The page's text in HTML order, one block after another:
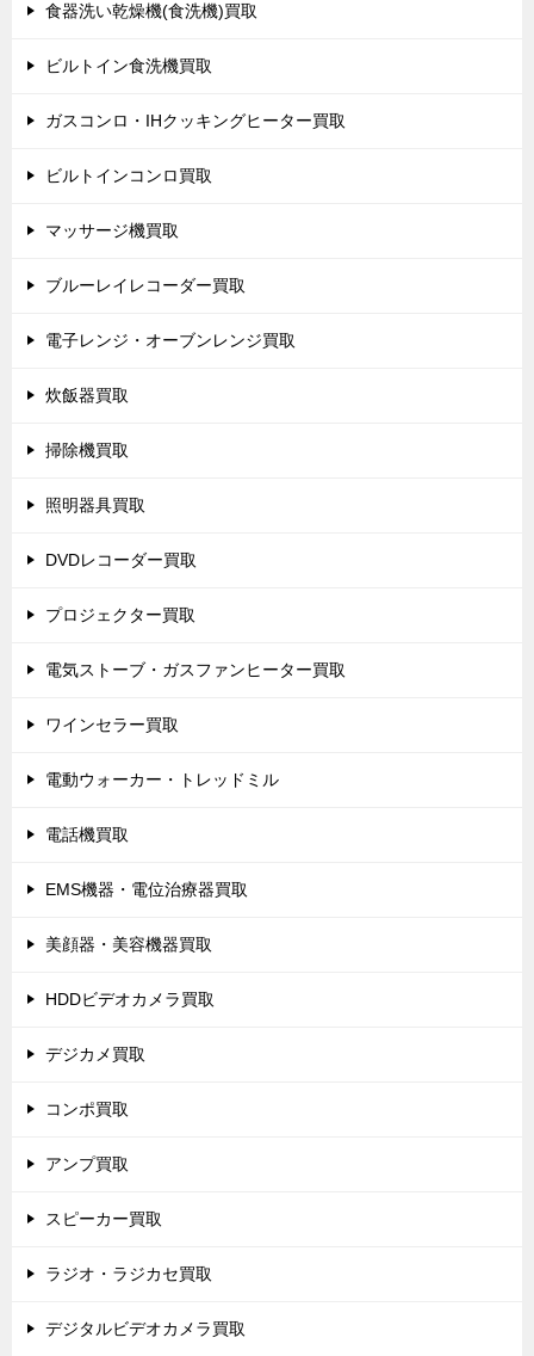
食器洗い乾燥機(食洗機)買取
ビルトイン食洗機買取
ガスコンロ・IHクッキングヒーター買取
ビルトインコンロ買取
マッサージ機買取
ブルーレイレコーダー買取
電子レンジ・オーブンレンジ買取
炊飯器買取
掃除機買取
照明器具買取
DVDレコーダー買取
プロジェクター買取
電気ストーブ・ガスファンヒーター買取
ワインセラー買取
電動ウォーカー・トレッドミル
電話機買取
EMS機器・電位治療器買取
美顔器・美容機器買取
HDDビデオカメラ買取
デジカメ買取
コンポ買取
アンプ買取
スピーカー買取
ラジオ・ラジカセ買取
デジタルビデオカメラ買取